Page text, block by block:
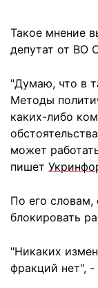
Такое мнение
депутат от ВО
"Думаю, что в
Методы
каких-либо
может
пишет
По его словам,
блокировать
"Никаких
фракций нет", -